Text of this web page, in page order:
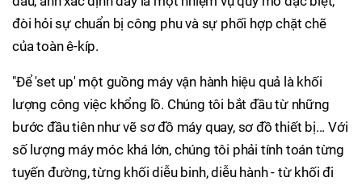
đòi hỏi sự chuẩn bị công phu và sự phối hợp chặt chẽ
của toàn ê-kíp.
"Để 'set up' một guồng máy vận hành hiệu quả là khối
lượng công việc khổng lồ. Chúng tôi bắt đầu từ những
bước đầu tiên như vẽ sơ đồ máy quay, sơ đồ thiết bị... Với
số lượng máy móc khá lớn, chúng tôi phải tính toán từng
tuyến đường, từng khối diễu binh, diễu hành - từ khối đi